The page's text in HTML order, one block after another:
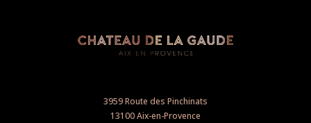
3959 Route des Pinchinats
13100 Aix-en-Provence